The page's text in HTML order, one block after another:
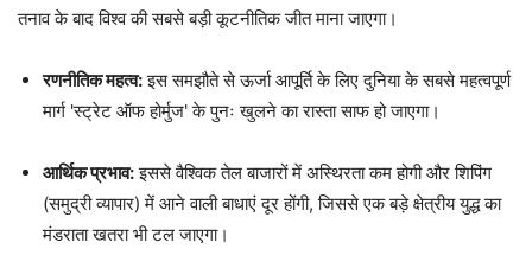
तनाव के बाद विश्व की सबसे बड़ी कूटनीतिक जीत माना जाएगा।
रणनीतिक महत्व:इस समझौते से ऊर्जा आपूर्ति के लिए दुनिया के सबसे महत्वपूर्ण
मार्ग 'स्ट्रेट ऑफ होर्मुज' के पुनः खुलने का रास्ता साफ हो जाएगा।
आर्थिक प्रभाव:इससे वैश्विक तेल बाजारों में अस्थिरता कम होगी और शिपिंग
(समुद्री व्यापार) में आने वाली बाधाएं दूर होंगी, जिससे एक बड़े क्षेत्रीय युद्ध का
मंडराता खतरा भी टल जाएगा।